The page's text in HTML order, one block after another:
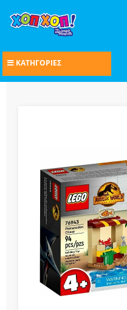
ΚΑΤΗΓΟΡΙΕΣ